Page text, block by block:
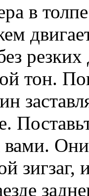
в
тон.
вами.
зигзаг,